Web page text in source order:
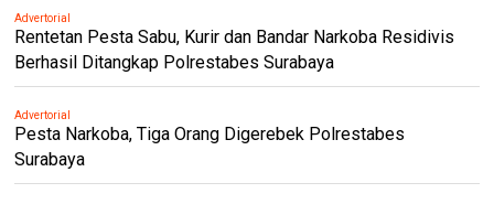
Advertorial
Rentetan Pesta Sabu, Kurir dan Bandar Narkoba Residivis
Berhasil Ditangkap Polrestabes Surabaya
Advertorial
Pesta Narkoba, Tiga Orang Digerebek Polrestabes
Surabaya